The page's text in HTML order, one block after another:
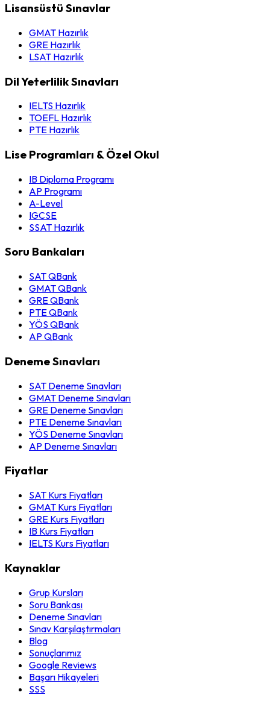
Lisansüstü Sınavlar
GMAT Hazırlık
GRE Hazırlık
LSAT Hazırlık
Dil Yeterlilik Sınavları
IELTS Hazırlık
TOEFL Hazırlık
PTE Hazırlık
Lise Programları & Özel Okul
IB Diploma Programı
AP Programı
A-Level
IGCSE
SSAT Hazırlık
Soru Bankaları
SAT QBank
GMAT QBank
GRE QBank
PTE QBank
YÖS QBank
AP QBank
Deneme Sınavları
SAT Deneme Sınavları
GMAT Deneme Sınavları
GRE Deneme Sınavları
PTE Deneme Sınavları
YÖS Deneme Sınavları
AP Deneme Sınavları
Fiyatlar
SAT Kurs Fiyatları
GMAT Kurs Fiyatları
GRE Kurs Fiyatları
IB Kurs Fiyatları
IELTS Kurs Fiyatları
Kaynaklar
Grup Kursları
Soru Bankası
Deneme Sınavları
Sınav Karşılaştırmaları
Blog
Sonuçlarımız
Google Reviews
Başarı Hikayeleri
SSS